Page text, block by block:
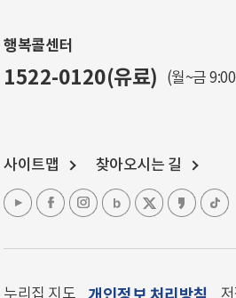
행복콜센터
1522-0120(유료) (월~금
사이트맵 찾아오시는 길
누리집 지도